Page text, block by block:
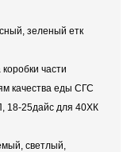
зеленый етк
части
качества еды СГС
18-25дайс для 40ХК
светлый,